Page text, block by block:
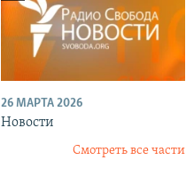
26 МАРТА 2026
Новости
Смотреть все части